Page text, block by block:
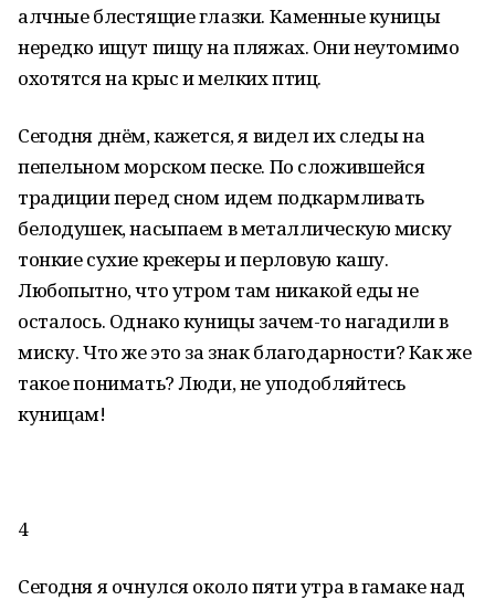
алчные блестящие глазки. Каменные куницы
нередко ищут пищу на пляжах. Они неутомимо
охотятся на крыс и мелких птиц.
Сегодня днём, кажется, я видел их следы на
пепельном морском песке. По сложившейся
традиции перед сном идем подкармливать
белодушек, насыпаем в металлическую миску
тонкие сухие крекеры и перловую кашу.
Любопытно, что утром там никакой еды не
осталось. Однако куницы зачем-то нагадили в
миску. Что же это за знак благодарности? Как же
такое понимать? Люди, не уподобляйтесь
куницам!
4
Сегодня я очнулся около пяти утра в гамаке над